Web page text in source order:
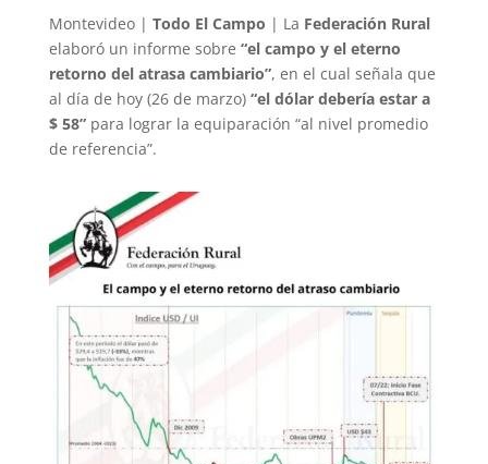
Montevideo | Todo El Campo | La Federación Rural
elaboró un informe sobre “el campo y el eterno
retorno del atrasa cambiario”, en el cual señala que
al día de hoy (26 de marzo) “el dólar debería estar a
$ 58”para lograr la equiparación “al nivel promedio
de referencia”.